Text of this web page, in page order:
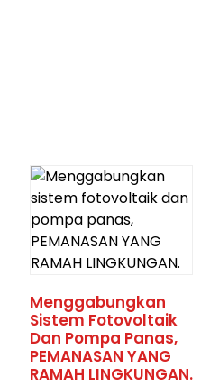
Menggabungkan
Sistem Fotovoltaik
Dan Pompa Panas,
PEMANASAN YANG
RAMAH LINGKUNGAN.